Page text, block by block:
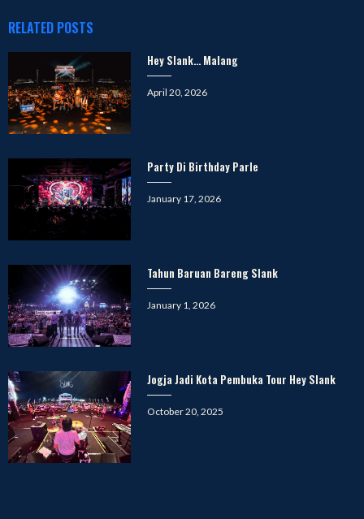
RELATED POSTS
Hey Slank… Malang
Posted
April 20, 2026
Party Di Birthday Parle
Posted
January 17, 2026
Tahun Baruan Bareng Slank
Posted
January 1, 2026
Jogja Jadi Kota Pembuka Tour Hey Slank
Posted
October 20, 2025